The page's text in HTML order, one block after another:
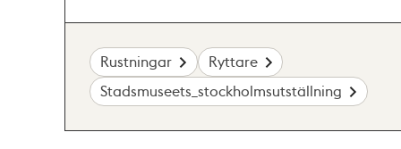
Rustningar
Ryttare
Stadsmuseets_stockholmsutställning